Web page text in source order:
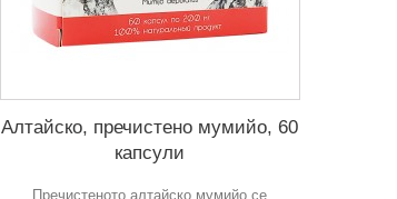
Алтайско, пречистено мумийо, 60
капсули
Пречистеното алтайско мумийо се